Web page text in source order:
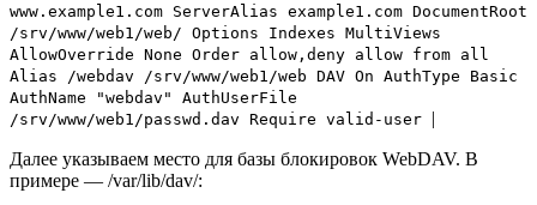
www.example1.com ServerAlias example1.com DocumentRoot
/srv/www/web1/web/ Options Indexes MultiViews
AllowOverride None Order allow,deny allow from all
Alias /webdav /srv/www/web1/web DAV On AuthType Basic
AuthName "webdav" AuthUserFile
/srv/www/web1/passwd.dav Require valid-user |
Далее указываем место для базы блокировок WebDAV. В
примере — /var/lib/dav/: